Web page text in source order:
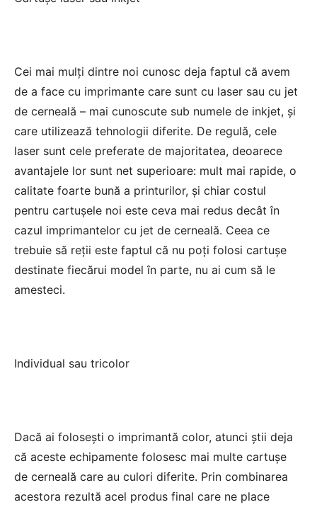
Cei mai mulți dintre noi cunosc deja faptul că avem
de a face cu imprimante care sunt cu laser sau cu jet
de cerneală – mai cunoscute sub numele de inkjet, și
care utilizează tehnologii diferite. De regulă, cele
laser sunt cele preferate de majoritatea, deoarece
avantajele lor sunt net superioare: mult mai rapide, o
calitate foarte bună a printurilor, și chiar costul
pentru cartușele noi este ceva mai redus decât în
cazul imprimantelor cu jet de cerneală. Ceea ce
trebuie să reții este faptul că nu poți folosi cartușe
destinate fiecărui model în parte, nu ai cum să le
amesteci.
Individual sau tricolor
Dacă ai folosești o imprimantă color, atunci știi deja
că aceste echipamente folosesc mai multe cartușe
de cerneală care au culori diferite. Prin combinarea
acestora rezultă acel produs final care ne place